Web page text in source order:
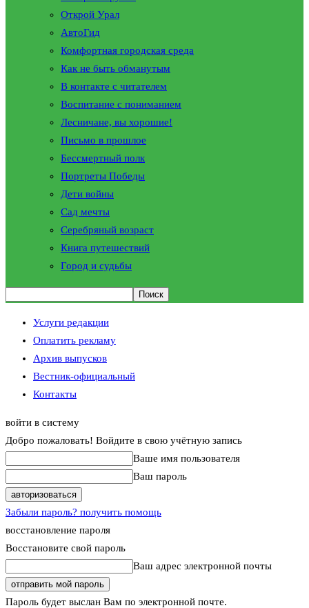
Открой Урал
АвтоГид
Комфортная городская среда
Как не быть обманутым
В контакте с читателем
Воспитание с пониманием
Лесничане, вы хорошие!
Письмо в прошлое
Бессмертный полк
Портреты Победы
Дети войны
Сад мечты
Серебряный возраст
Книга путешествий
Город и судьбы
Услуги редакции
Оплатить рекламу
Архив выпусков
Вестник-официальный
Контакты
войти в систему
Добро пожаловать! Войдите в свою учётную запись
Ваше имя пользователя
Ваш пароль
Забыли пароль? получить помощь
восстановление пароля
Восстановите свой пароль
Ваш адрес электронной почты
Пароль будет выслан Вам по электронной почте.